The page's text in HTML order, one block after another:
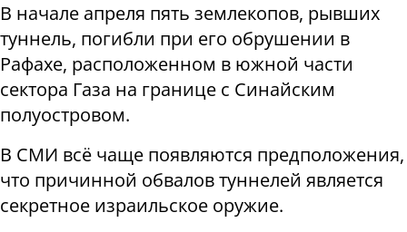
В начале апреля пять землекопов, рывших
туннель, погибли при его обрушении в
Рафахе, расположенном в южной части
сектора Газа на границе с Синайским
полуостровом.
В СМИ всё чаще появляются предположения,
что причинной обвалов туннелей является
секретное израильское оружие.